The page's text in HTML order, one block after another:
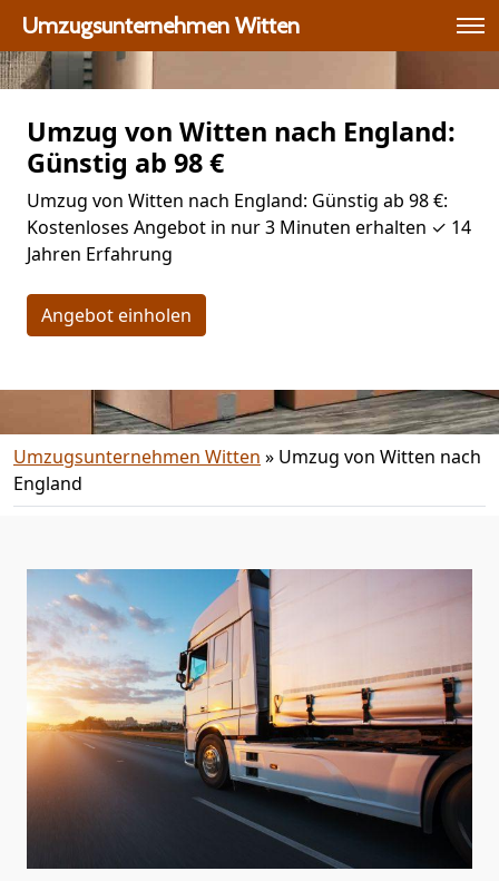
Umzugsunternehmen Witten
Umzug von Witten nach England:
Günstig ab 98 €
Umzug von Witten nach England: Günstig ab 98 €:
Kostenloses Angebot in nur 3 Minuten erhalten ✓ 14
Jahren Erfahrung
Angebot einholen
Umzugsunternehmen Witten » Umzug von Witten nach
England